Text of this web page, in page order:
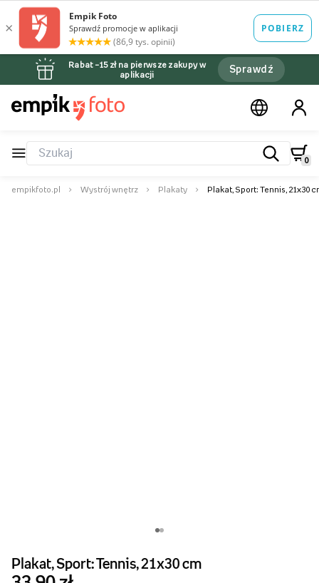
Rabat –15 zł na pierwsze zakupy w
aplikacji
Sprawdź
0
empikfoto.pl Wystrój wnętrz Plakaty Plakat, Sport: Tennis, 21x30